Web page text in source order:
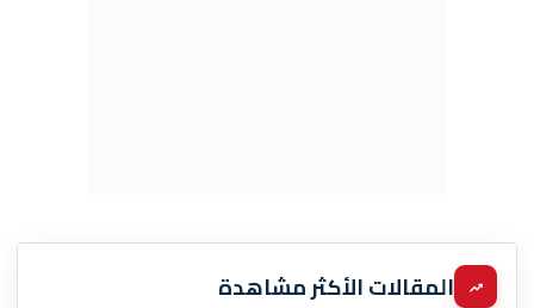
المقالات الأكثر مشاهدة